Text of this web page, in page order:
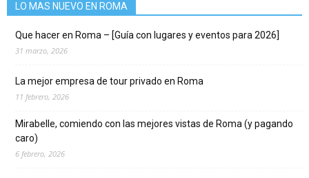
LO MAS NUEVO EN ROMA
Que hacer en Roma – [Guía con lugares y eventos para 2026]
31 marzo, 2026
La mejor empresa de tour privado en Roma
11 febrero, 2026
Mirabelle, comiendo con las mejores vistas de Roma (y pagando
caro)
6 febrero, 2026